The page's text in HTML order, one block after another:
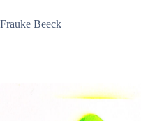
Inhalt
springen
Frauke Beeck